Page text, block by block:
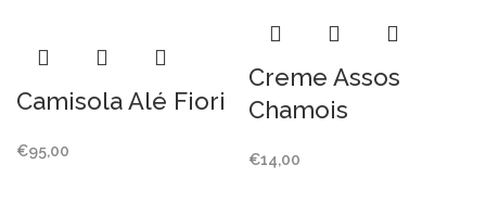
Camisola Alé Fiori
€95,00
Creme Assos
Chamois
€14,00